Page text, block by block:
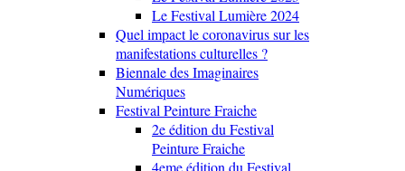
Le Festival Lumière 2024
Quel impact le coronavirus sur les
manifestations culturelles ?
Biennale des Imaginaires
Numériques
Festival Peinture Fraiche
2e édition du Festival
Peinture Fraiche